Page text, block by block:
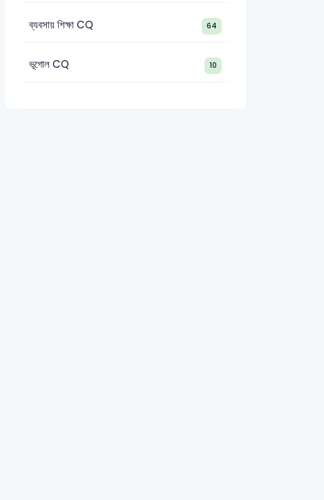
ব্যবসায় শিক্ষা CQ 64
ভূগোল CQ 10